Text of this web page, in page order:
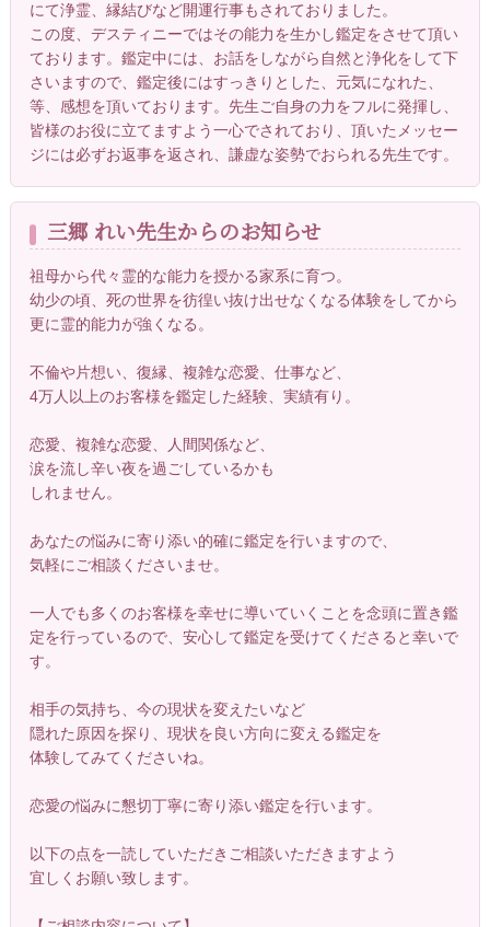
にて浄霊、縁結びなど開運行事もされておりました。
この度、デスティニーではその能力を生かし鑑定をさせて頂い
ております。鑑定中には、お話をしながら自然と浄化をして下
さいますので、鑑定後にはすっきりとした、元気になれた、
等、感想を頂いております。先生ご自身の力をフルに発揮し、
皆様のお役に立てますよう一心でされており、頂いたメッセー
ジには必ずお返事を返され、謙虚な姿勢でおられる先生です。
三郷 れい先生からのお知らせ
祖母から代々霊的な能力を授かる家系に育つ。
幼少の頃、死の世界を彷徨い抜け出せなくなる体験をしてから
更に霊的能力が強くなる。
不倫や片想い、復縁、複雑な恋愛、仕事など、
4万人以上のお客様を鑑定した経験、実績有り。
恋愛、複雑な恋愛、人間関係など、
涙を流し辛い夜を過ごしているかも
しれません。
あなたの悩みに寄り添い的確に鑑定を行いますので、
気軽にご相談くださいませ。
一人でも多くのお客様を幸せに導いていくことを念頭に置き鑑
定を行っているので、安心して鑑定を受けてくださると幸いで
す。
相手の気持ち、今の現状を変えたいなど
隠れた原因を探り、現状を良い方向に変える鑑定を
体験してみてくださいね。
恋愛の悩みに懇切丁寧に寄り添い鑑定を行います。
以下の点を一読していただきご相談いただきますよう
宜しくお願い致します。